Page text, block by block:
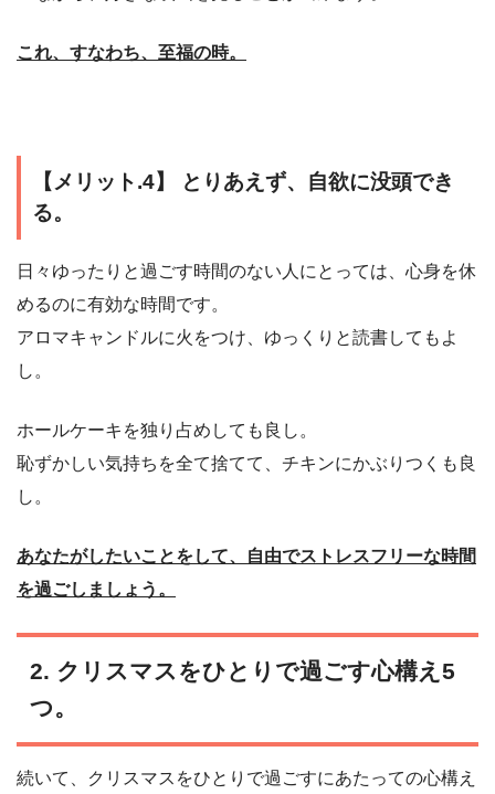
これ、すなわち、至福の時。
【メリット.4】 とりあえず、自欲に没頭でき
る。
日々ゆったりと過ごす時間のない人にとっては、心身を休
めるのに有効な時間です。
アロマキャンドルに火をつけ、ゆっくりと読書してもよ
し。
ホールケーキを独り占めしても良し。
恥ずかしい気持ちを全て捨てて、チキンにかぶりつくも良
し。
あなたがしたいことをして、自由でストレスフリーな時間
を過ごしましょう。
2. クリスマスをひとりで過ごす心構え5
つ。
続いて、クリスマスをひとりで過ごすにあたっての心構え